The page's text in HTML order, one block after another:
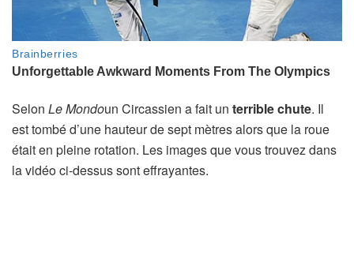
Selon Le Mondoun Circassien a fait un terrible chute. Il
est tombé d’une hauteur de sept mètres alors que la roue
était en pleine rotation. Les images que vous trouvez dans
la vidéo ci-dessus sont effrayantes.